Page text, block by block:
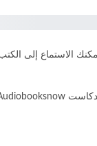
الاستماع إلى